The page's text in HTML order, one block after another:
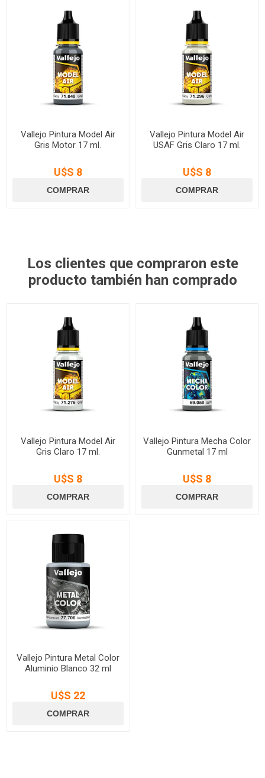
Vallejo Pintura Model Air
Gris Motor 17 ml.
U$S 8
Vallejo Pintura Model Air
USAF Gris Claro 17 ml.
U$S 8
Los clientes que compraron este
producto también han comprado
Vallejo Pintura Model Air
Gris Claro 17 ml.
U$S 8
Vallejo Pintura Mecha Color
Gunmetal 17 ml
U$S 8
Vallejo Pintura Metal Color
Aluminio Blanco 32 ml
U$S 22